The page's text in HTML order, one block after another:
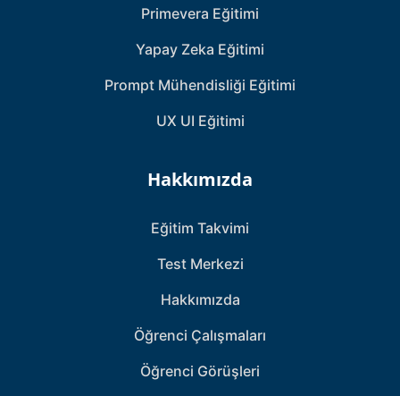
Primevera Eğitimi
Yapay Zeka Eğitimi
Prompt Mühendisliği Eğitimi
UX UI Eğitimi
Hakkımızda
Eğitim Takvimi
Test Merkezi
Hakkımızda
Öğrenci Çalışmaları
Öğrenci Görüşleri